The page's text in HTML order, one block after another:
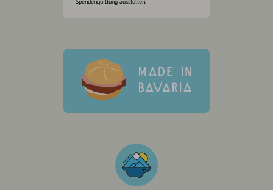
Spendenquittung ausstellen.